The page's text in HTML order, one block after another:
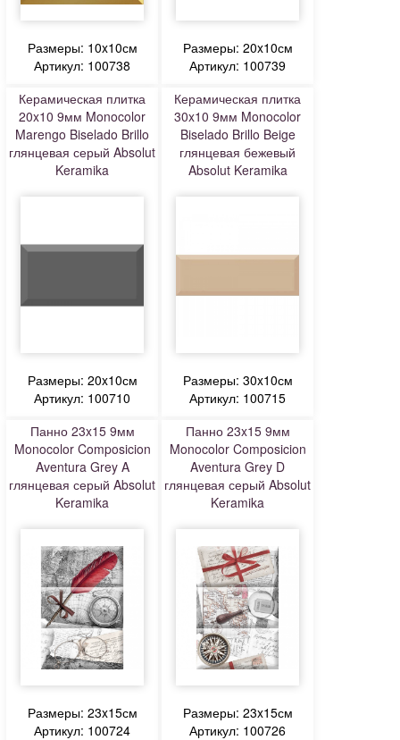
Размеры: 10x10см
Артикул: 100738
Размеры: 20x10см
Артикул: 100739
Керамическая плитка
20x10 9мм Monocolor
Marengo Biselado Brillo
глянцевая серый Absolut
Keramika
Размеры: 20x10см
Артикул: 100710
Керамическая плитка
30x10 9мм Monocolor
Biselado Brillo Beige
глянцевая бежевый
Absolut Keramika
Размеры: 30x10см
Артикул: 100715
Панно 23x15 9мм
Monocolor Composicion
Aventura Grey A
глянцевая серый Absolut
Keramika
Размеры: 23x15см
Артикул: 100724
Панно 23x15 9мм
Monocolor Composicion
Aventura Grey D
глянцевая серый Absolut
Keramika
Размеры: 23x15см
Артикул: 100726